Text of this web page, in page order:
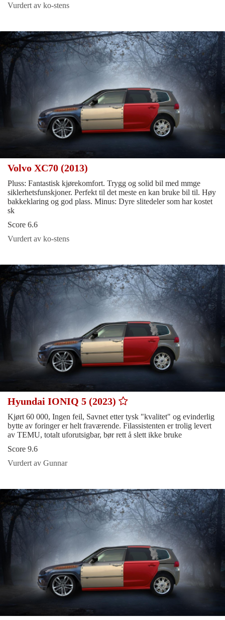
Vurdert av ko-stens
Volvo XC70 (2013)
Pluss: Fantastisk kjørekomfort. Trygg og solid bil med mmge
siklerhetsfunskjoner. Perfekt til det meste en kan bruke bil til. Høy
bakkeklaring og god plass. Minus: Dyre slitedeler som har kostet
sk
Score 6.6
Vurdert av ko-stens
Hyundai IONIQ 5 (2023)
Kjørt 60 000, Ingen feil, Savnet etter tysk "kvalitet" og evinderlig
bytte av foringer er helt fraværende. Filassistenten er trolig levert
av TEMU, totalt uforutsigbar, bør rett å slett ikke bruke
Score 9.6
Vurdert av Gunnar